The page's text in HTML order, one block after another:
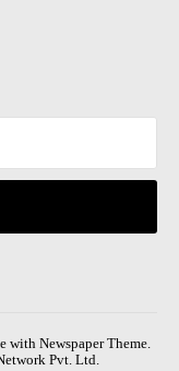
with Newspaper Theme.
Pvt. Ltd.